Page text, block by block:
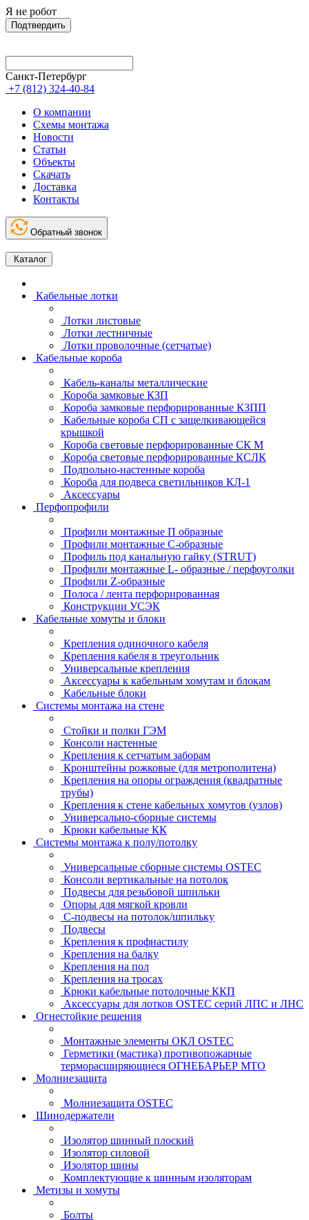
Я не робот
Подтвердить
Санкт-Петербург
+7 (812) 324-40-84
О компании
Схемы монтажа
Новости
Статьи
Объекты
Скачать
Доставка
Контакты
Обратный звонок
Каталог
Кабельные лотки
Лотки листовые
Лотки лестничные
Лотки проволочные (сетчатые)
Кабельные короба
Кабель-каналы металлические
Короба замковые КЗП
Короба замковые перфорированные КЗПП
Кабельные короба СП с защелкивающейся
крышкой
Короба световые перфорированные СК М
Короба световые перфорированные КСЛК
Подпольно-настенные короба
Короба для подвеса светильников КЛ-1
Аксессуары
Перфопрофили
Профили монтажные П образные
Профили монтажные C-образные
Профиль под канальную гайку (STRUT)
Профили монтажные L- образные / перфоуголки
Профили Z-образные
Полоса / лента перфорированная
Конструкции УСЭК
Кабельные хомуты и блоки
Крепления одиночного кабеля
Крепления кабеля в треугольник
Универсальные крепления
Аксессуары к кабельным хомутам и блокам
Кабельные блоки
Системы монтажа на стене
Стойки и полки ГЭМ
Консоли настенные
Крепления к сетчатым заборам
Кронштейны рожковые (для метрополитена)
Крепления на опоры ограждения (квадратные
трубы)
Крепления к стене кабельных хомутов (узлов)
Универсально-сборные системы
Крюки кабельные КК
Системы монтажа к полу/потолку
Универсальные сборные системы OSTEC
Консоли вертикальные на потолок
Подвесы для резьбовой шпильки
Опоры для мягкой кровли
С-подвесы на потолок/шпильку
Подвесы
Крепления к профнастилу
Крепления на балку
Крепления на пол
Крепления на тросах
Крюки кабельные потолочные ККП
Аксессуары для лотков OSTEC серий ЛПС и ЛНС
Огнестойкие решения
Монтажные элементы ОКЛ OSTEC
Герметики (мастика) противопожарные
терморасширяющиеся ОГНЕБАРЬЕР МТО
Молниезащита
Молниезащита OSTEC
Шинодержатели
Изолятор шинный плоский
Изолятор силовой
Изолятор шины
Комплектующие к шинным изоляторам
Метизы и хомуты
Болты